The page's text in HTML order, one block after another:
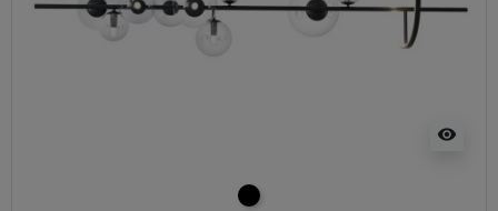
visibility
czarny